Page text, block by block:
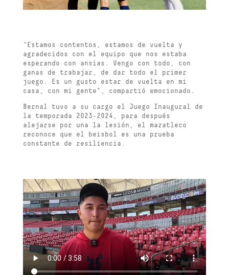
“Estamos contentos, estamos de vuelta y
agradecidos con el equipo que nos estaba
esperando con ansias. Vengo con todo, con
ganas de trabajar, de dar todo el primer
juego. Es un gusto estar de vuelta en mi
casa, con mi gente”, compartió emocionado.
Bernal tuvo a su cargo el Juego Inaugural de
la temporada 2023-2024, para después
alejarse por una la lesión, el mazatleco
reconoce que el beisbol es una prueba
constante de resiliencia.